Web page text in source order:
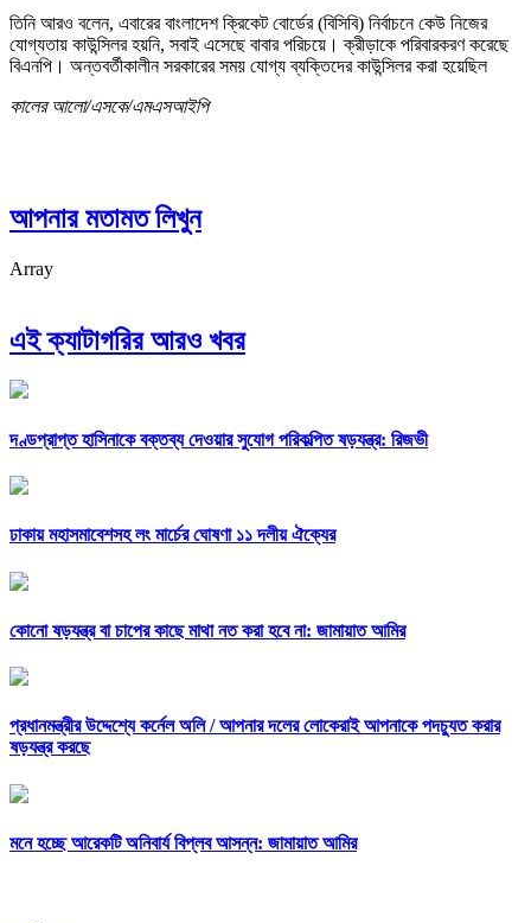
তিনি আরও বলেন, এবারের বাংলাদেশ ক্রিকেট বোর্ডের (বিসিবি) নির্বাচনে কেউ নিজের
যোগ্যতায় কাউন্সিলর হয়নি, সবাই এসেছে বাবার পরিচয়ে। ক্রীড়াকে পরিবারকরণ করেছে
বিএনপি। অন্তবর্তীকালীন সরকারের সময় যোগ্য ব্যক্তিদের কাউন্সিলর করা হয়েছিল
কালের আলো/এসকে/এমএসআইপি
আপনার মতামত লিখুন
Array
এই ক্যাটাগরির আরও খবর
দণ্ডপ্রাপ্ত হাসিনাকে বক্তব্য দেওয়ার সুযোগ পরিকল্পিত ষড়যন্ত্র: রিজভী
ঢাকায় মহাসমাবেশসহ লং মার্চের ঘোষণা ১১ দলীয় ঐক্যের
কোনো ষড়যন্ত্র বা চাপের কাছে মাথা নত করা হবে না: জামায়াত আমির
প্রধানমন্ত্রীর উদ্দেশ্যে কর্নেল অলি /আপনার দলের লোকেরাই আপনাকে পদচ্যুত করার
ষড়যন্ত্র করছে
মনে হচ্ছে আরেকটি অনিবার্য বিপ্লব আসন্ন: জামায়াত আমির